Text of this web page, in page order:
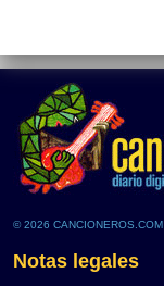
© 2026 CANCIONEROS.COM
Notas legales